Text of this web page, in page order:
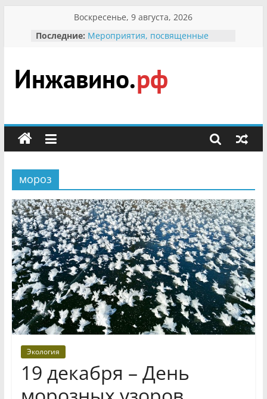
содержимому
Воскресенье, 9 августа, 2026
Последние: Мероприятия, посвященные
гражданин Инжавинского округа»
участнице Великой
Отечественной, фронтовичке
Безопасность в сети Интернет
мероприятии «Сохраним
заповедника родились крапчатые
суслики
Инжавино.рф
сельский
портал
мороз
Экология
19 декабря – День